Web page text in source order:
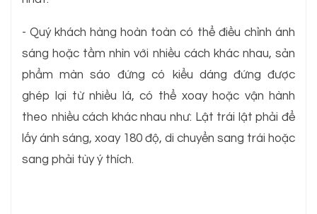
- Quý khách hàng hoàn toàn có thể điều chỉnh ánh
sáng hoặc tầm nhìn với nhiều cách khác nhau, sản
phẩm màn sáo đứng có kiểu dáng đứng được
ghép lại từ nhiều lá, có thể xoay hoặc vận hành
theo nhiều cách khác nhau như: Lật trái lật phải để
lấy ánh sáng, xoay 180 độ, di chuyển sang trái hoặc
sang phải tùy ý thích.